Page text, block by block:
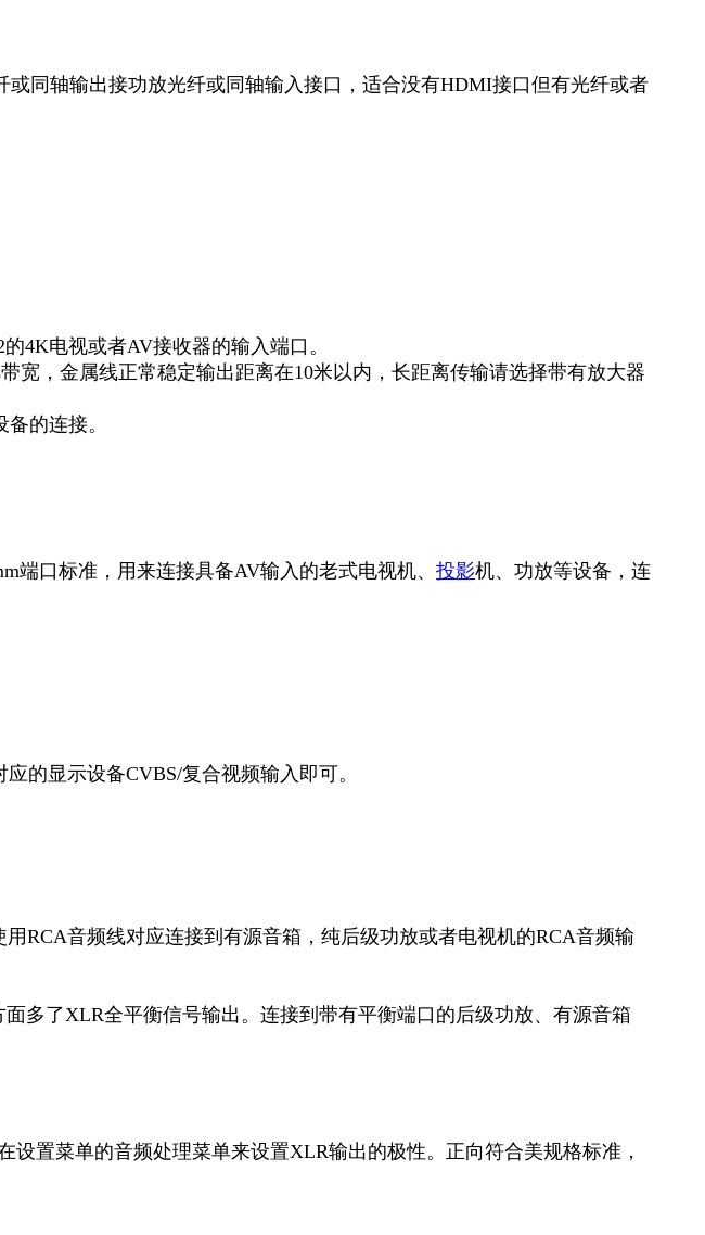
同轴输出接功放光纤或同轴输入接口，适合没有HDMI接口但有光纤或者
4K电视或者AV接收器的输入端口。
宽，金属线正常稳定输出距离在10米以内，长距离传输请选择带有放大器
的连接。
端口标准，用来连接具备AV输入的老式电视机、 投影机、功放等设备，连
的显示设备CVBS/复合视频输入即可。
RCA音频线对应连接到有源音箱，纯后级功放或者电视机的RCA音频输
多了XLR全平衡信号输出。连接到带有平衡端口的后级功放、有源音箱
置菜单的音频处理菜单来设置XLR输出的极性。正向符合美规格标准，